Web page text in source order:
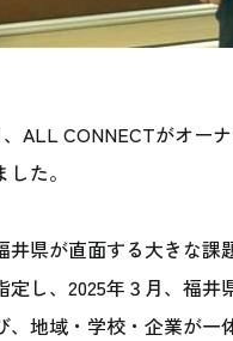
ALL CONNECTがオー
た。
井県が直面する大きな
定し、2025年３月、福
、地域・学校・企業が一